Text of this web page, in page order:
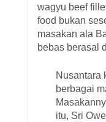
wagyu beef
food bukan
masakan ala
bebas berasal
Nusantara
berbagai
itu, Sri